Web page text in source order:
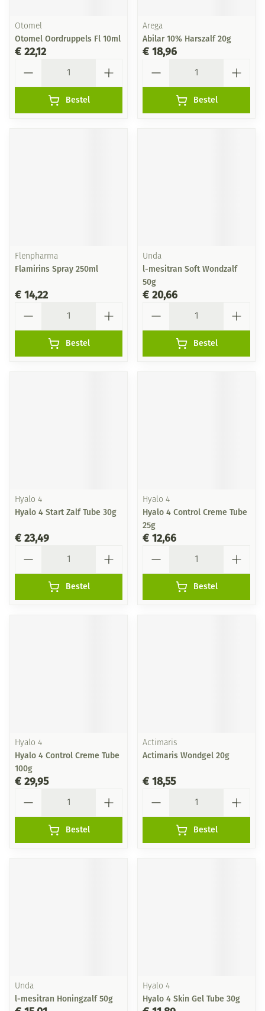
Otomel
Otomel Oordruppels Fl 10ml
€ 22,12
Bestel
Arega
Abilar 10% Harszalf 20g
€ 18,96
Bestel
Flenpharma
Flamirins Spray 250ml
€ 14,22
Bestel
Unda
l-mesitran Soft Wondzalf
50g
€ 20,66
Bestel
Hyalo 4
Hyalo 4 Start Zalf Tube 30g
€ 23,49
Bestel
Hyalo 4
Hyalo 4 Control Creme Tube
25g
€ 12,66
Bestel
Hyalo 4
Hyalo 4 Control Creme Tube
100g
€ 29,95
Bestel
Actimaris
Actimaris Wondgel 20g
€ 18,55
Bestel
Unda
l-mesitran Honingzalf 50g
Hyalo 4
Hyalo 4 Skin Gel Tube 30g